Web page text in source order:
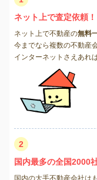
ネット上で査定依頼！
ネット上で不動産の無料
今までなら複数の不動産
インターネットさえあれ
2
国内最多の全国2000